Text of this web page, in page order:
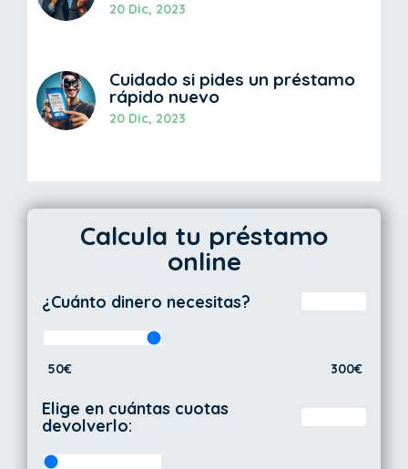
20 Dic, 2023
Cuidado si pides un préstamo
rápido nuevo
20 Dic, 2023
Calcula tu préstamo
online
¿Cuánto dinero necesitas?
50€ 300€
Elige en cuántas cuotas
devolverlo: